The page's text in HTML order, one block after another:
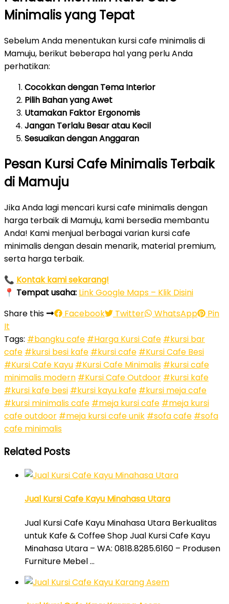
Minimalis yang Tepat
Sebelum Anda menentukan kursi cafe minimalis di
Mamuju, berikut beberapa hal yang perlu Anda
perhatikan:
Cocokkan dengan Tema Interior
Pilih Bahan yang Awet
Utamakan Faktor Ergonomis
Jangan Terlalu Besar atau Kecil
Sesuaikan dengan Anggaran
Pesan Kursi Cafe Minimalis Terbaik
di Mamuju
Jika Anda lagi mencari kursi cafe minimalis dengan
harga terbaik di Mamuju, kami bersedia membantu
Anda! Kami menjual berbagai varian kursi cafe
minimalis dengan desain menarik, material premium,
serta harga terbaik.
📞 Kontak kami sekarang!
📍 Tempat usaha: Link Google Maps – Klik Disini
Share this
Facebook Twitter WhatsApp
Pin
It
Tags: #bangku cafe #Harga Kursi Cafe #kursi bar
cafe #kursi besi kafe #kursi cafe #Kursi Cafe Besi
#Kursi Cafe Kayu #Kursi Cafe Minimalis #kursi cafe
minimalis modern #Kursi Cafe Outdoor #kursi kafe
#kursi kafe besi #kursi kayu kafe #kursi meja cafe
#kursi minimalis cafe #meja kursi cafe #meja kursi
cafe outdoor #meja kursi cafe unik #sofa cafe #sofa
cafe minimalis
Related Posts
Jual Kursi Cafe Kayu Minahasa Utara
Jual Kursi Cafe Kayu Minahasa Utara Berkualitas
untuk Kafe & Coffee Shop Jual Kursi Cafe Kayu
Minahasa Utara – WA: 0818.8285.6160 – Produsen
Furniture Mebel …